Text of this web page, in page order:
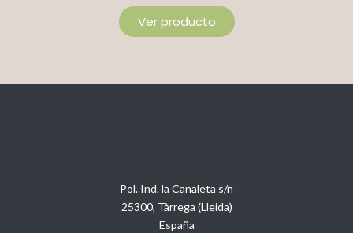
Ver producto
Pol. Ind. la Canaleta s/n
25300, Tàrrega (Lleida)
España